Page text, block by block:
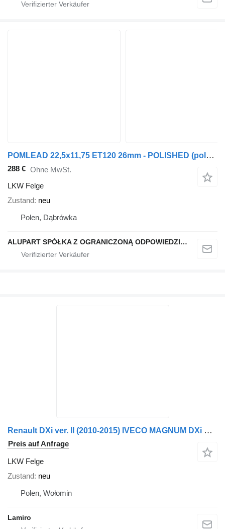
POMLEAD 22,5x11,75 ET120 26mm - POLISHED (polerowane)
288 € Ohne MwSt.
LKW Felge
Zustand neu
Polen, Dąbrówka
ALUPART SPÓŁKA Z OGRANICZONĄ ODPOWIEDZIALNOŚCIĄ
Renault DXi ver. II (2010-2015) IVECO MAGNUM DXi BATTERY COVER (VERTICAL)
Preis auf Anfrage
LKW Felge
Zustand neu
Polen, Wołomin
Lamiro